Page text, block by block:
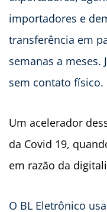
importadores e
transferência em
semanas a meses.
sem contato físico.
Um acelerador
da Covid 19,
em razão da
O BL Eletrônico